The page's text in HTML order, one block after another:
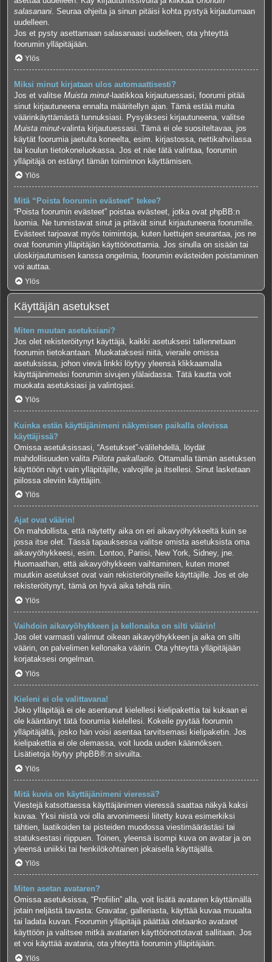
salasanani . Seuraa ohjeita ja sinun pitäisi kohta pystyä kirjautumaan
uudelleen.
Jos et pysty asettamaan salasanaasi uudelleen, ota yhteyttä
foorumin ylläpitäjään.
Ylös
Miksi minut kirjataan ulos automaattisesti?
Jos et valitse Muista minut-laatikkoa kirjautuessasi, foorumi pitää
sinut kirjautuneena ennalta määritellyn ajan. Tämä estää muita
väärinkäyttämästä tunnuksiasi. Pysyäksesi kirjautuneena, valitse
Muista minut-valinta kirjautuessasi. Tämä ei ole suositeltavaa, jos
käytät foorumia jaetulta koneelta, esim. kirjastossa, nettikahvilassa
tai koulun tietokoneluokassa. Jos et näe tätä valintaa, foorumin
ylläpitäjä on estänyt tämän toiminnon käyttämisen.
Ylös
Mitä “Poista foorumin evästeet” tekee?
“Poista foorumin evästeet” poistaa evästeet, jotka ovat phpBB:n
luomia. Ne tunnistavat sinut ja pitävät sinut kirjautuneena foorumille.
Evästeet tarjoavat myös toimintoja, kuten luettujen seurantaa, jos ne
ovat foorumin ylläpitäjän käyttöönottamia. Jos sinulla on sisään tai
uloskirjautumisen kanssa ongelmia, foorumin evästeiden poistaminen
voi auttaa.
Ylös
Käyttäjän asetukset
Miten muutan asetuksiani?
Jos olet rekisteröitynyt käyttäjä, kaikki asetuksesi tallennetaan
foorumin tietokantaan. Muokataksesi niitä, vieraile omissa
asetuksissa, johon vievä linkki löytyy yleensä klikkaamalla
käyttäjänimeäsi foorumin sivujen ylälaidassa. Tätä kautta voit
muokata asetuksiasi ja valintojasi.
Ylös
Kuinka estän käyttäjänimeni näkymisen paikalla olevissa
käyttäjissä?
Omissa asetuksissasi, “Asetukset”-välilehdellä, löydät
mahdollisuuden valita Piilota paikallaolo . Ottamalla tämän asetuksen
käyttöön näyt vain ylläpitäjille, valvojille ja itsellesi. Sinut lasketaan
piilossa oleviin käyttäjiin.
Ylös
Ajat ovat väärin!
On mahdollista, että näytetty aika on eri aikavyöhykkeeltä kuin se
jossa itse olet. Tässä tapauksessa valitse omista asetuksista oma
aikavyöhykkeesi, esim. Lontoo, Pariisi, New York, Sidney, jne.
Huomaathan, että aikavyöhykkeen vaihtaminen, kuten monet
muutkin asetukset ovat vain rekisteröityneille käyttäjille. Jos et ole
rekisteröitynyt, tämä on hyvä aika tehdä niin.
Ylös
Vaihdoin aikavyöhykkeen ja kellonaika on silti väärin!
Jos olet varmasti valinnut oikean aikavyöhykkeen ja aika on silti
väärin, on palvelimen kellonaika väärin. Ota yhteyttä ylläpitäjään
korjataksesi ongelman.
Ylös
Kieleni ei ole valittavana!
Joko ylläpitäjä ei ole asentanut kielellesi kielipakettia tai kukaan ei
ole kääntänyt tätä foorumia kielellesi. Kokeile pyytää foorumin
ylläpitäjältä, josko hän voisi asentaa tarvitsemasi kielipaketin. Jos
kielipakettia ei ole olemassa, voit luoda uuden käännöksen.
Lisätietoja löytyy phpBB®:n sivuilta.
Ylös
Mitä kuvia on käyttäjänimeni vieressä?
Viestejä katsottaessa käyttäjänimen vieressä saattaa näkyä kaksi
kuvaa. Yksi niistä voi olla arvonimeesi liitetty kuva esimerkiksi
tähtien, laatikoiden tai pisteiden muodossa viestimäärästäsi tai
statuksestasi riippuen. Toinen, yleensä isompi kuva on avatar ja on
yleensä uniikki tai henkilökohtainen jokaisella käyttäjällä.
Ylös
Miten asetan avataren?
Omissa asetuksissa, “Profiilin” alla, voit lisätä avataren käyttämällä
jotain neljästä tavasta: Gravatar, galleriasta, käyttää kuvaa muualta
tai ladata kuvan. Foorumin ylläpitäjä päättää otetaanko avataret
käyttöön ja valitsee mitkä avatarien käyttöönottotavat sallitaan. Jos
et voi käyttää avataria, ota yhteyttä foorumin ylläpitäjään.
Ylös